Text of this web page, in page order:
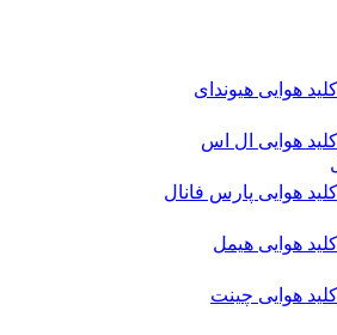
هوایی هیوندای
هوایی ال اس
هوایی پارس فانال
هوایی هیمل
هوایی چینت